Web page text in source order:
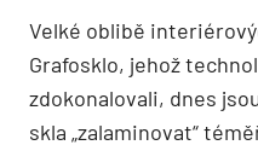
Velké oblibě
Grafosklo, jehož
zdokonalovali, dnes
skla „zalaminovat“